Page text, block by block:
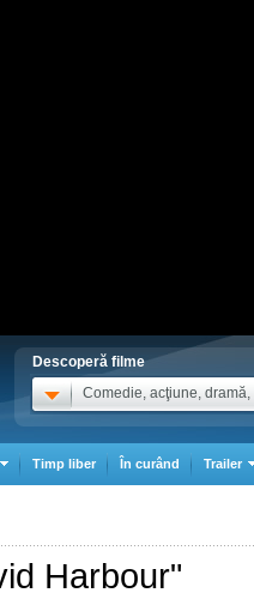
Descoperă filme
Comedie, acţiune, dramă,
Timp liber În curând Trailer
Harbour"